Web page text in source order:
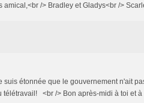
amical,<br /> Bradley et Gladys<br />
suis étonnée que le gouvernement n'ait
télétravail! <br /> Bon après-midi à toi et à